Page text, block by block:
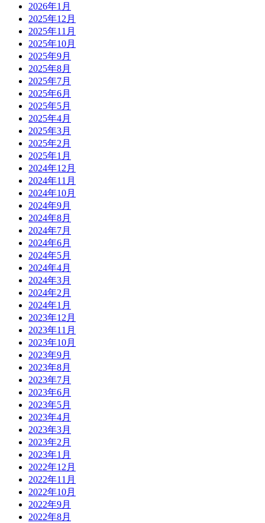
2026年1月
2025年12月
2025年11月
2025年10月
2025年9月
2025年8月
2025年7月
2025年6月
2025年5月
2025年4月
2025年3月
2025年2月
2025年1月
2024年12月
2024年11月
2024年10月
2024年9月
2024年8月
2024年7月
2024年6月
2024年5月
2024年4月
2024年3月
2024年2月
2024年1月
2023年12月
2023年11月
2023年10月
2023年9月
2023年8月
2023年7月
2023年6月
2023年5月
2023年4月
2023年3月
2023年2月
2023年1月
2022年12月
2022年11月
2022年10月
2022年9月
2022年8月